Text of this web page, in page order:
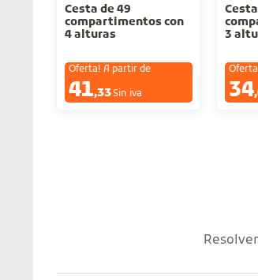
Cesta de 49
compartimentos con
4 alturas
Oferta! A partir de
41,33Sin iva
3
34